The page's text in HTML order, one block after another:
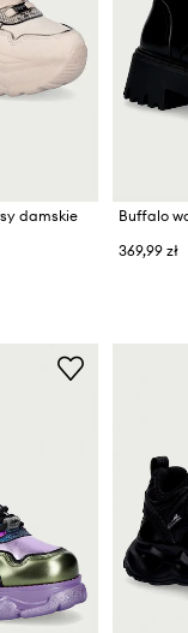
damskie
369,99 zł